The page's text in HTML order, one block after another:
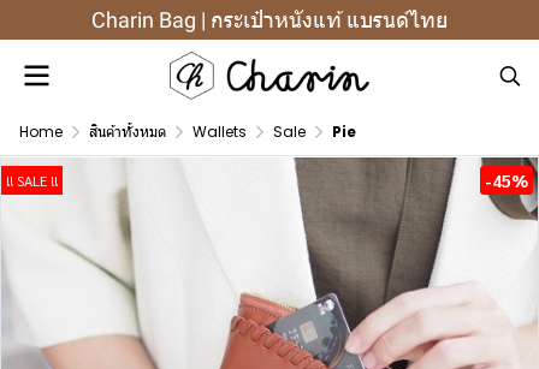
Charin Bag | กระเป๋าหนังแท้ แบรนด์ไทย
Home สินค้าทั้งหมด Wallets Sale Pie
!! SALE !! -45%